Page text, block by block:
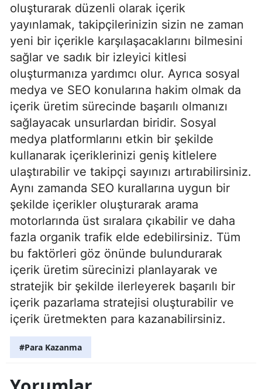
oluşturarak düzenli olarak içerik
yayınlamak, takipçilerinizin sizin ne zaman
yeni bir içerikle karşılaşacaklarını bilmesini
sağlar ve sadık bir izleyici kitlesi
oluşturmanıza yardımcı olur. Ayrıca sosyal
medya ve SEO konularına hakim olmak da
içerik üretim sürecinde başarılı olmanızı
sağlayacak unsurlardan biridir. Sosyal
medya platformlarını etkin bir şekilde
kullanarak içeriklerinizi geniş kitlelere
ulaştırabilir ve takipçi sayınızı artırabilirsiniz.
Aynı zamanda SEO kurallarına uygun bir
şekilde içerikler oluşturarak arama
motorlarında üst sıralara çıkabilir ve daha
fazla organik trafik elde edebilirsiniz. Tüm
bu faktörleri göz önünde bulundurarak
içerik üretim sürecinizi planlayarak ve
stratejik bir şekilde ilerleyerek başarılı bir
içerik pazarlama stratejisi oluşturabilir ve
içerik üretmekten para kazanabilirsiniz.
#Para Kazanma